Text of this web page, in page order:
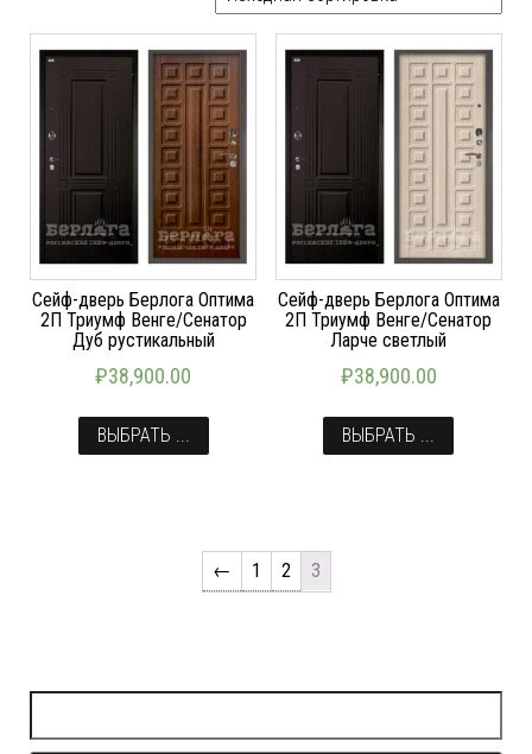
Сейф-дверь Берлога Оптима
2П Триумф Венге/Сенатор
Дуб рустикальный
₽38,900.00
ВЫБРАТЬ ...
Сейф-дверь Берлога Оптима
2П Триумф Венге/Сенатор
Ларче светлый
₽38,900.00
ВЫБРАТЬ ...
← 1 2 3